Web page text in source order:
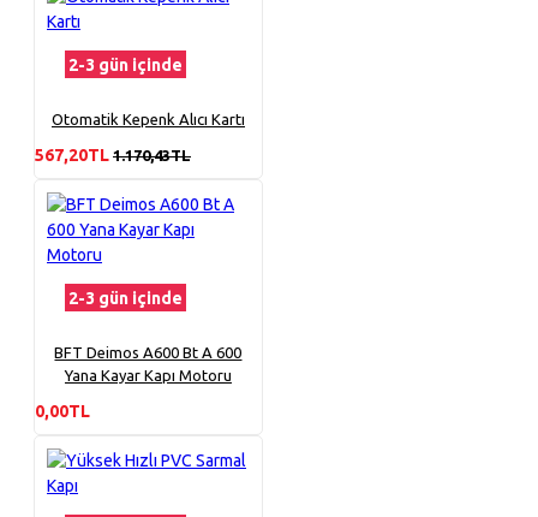
2-3 gün içinde
Otomatik Kepenk Alıcı Kartı
567,20TL 1.170,43TL
2-3 gün içinde
BFT Deimos A600 Bt A 600
Yana Kayar Kapı Motoru
0,00TL